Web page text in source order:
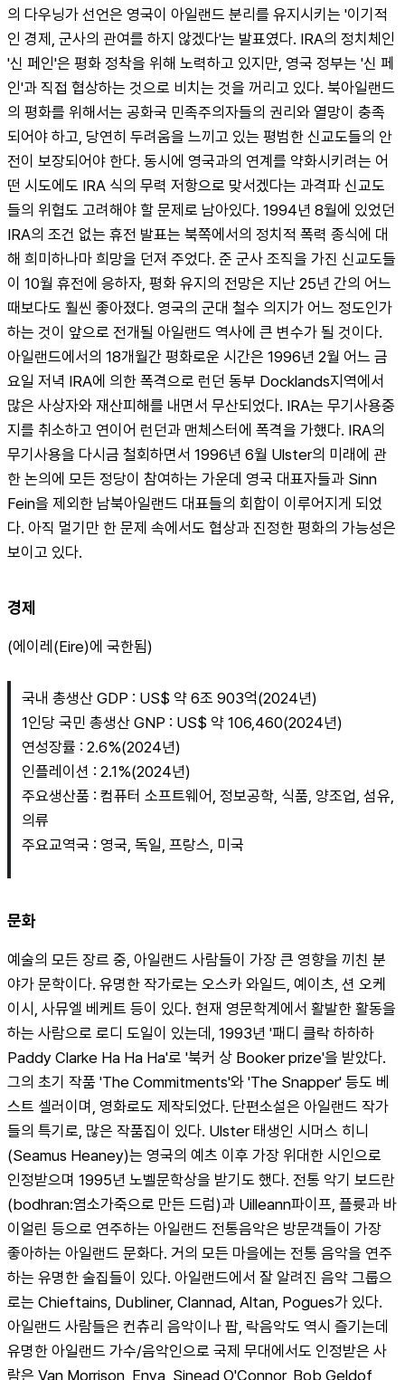
의 다우닝가 선언은 영국이 아일랜드 분리를 유지시키는 '이기적
인 경제, 군사의 관여를 하지 않겠다'는 발표였다. IRA의 정치체인
'신 페인'은 평화 정착을 위해 노력하고 있지만, 영국 정부는 '신 페
인'과 직접 협상하는 것으로 비치는 것을 꺼리고 있다. 북아일랜드
의 평화를 위해서는 공화국 민족주의자들의 권리와 열망이 충족
되어야 하고, 당연히 두려움을 느끼고 있는 평범한 신교도들의 안
전이 보장되어야 한다. 동시에 영국과의 연계를 약화시키려는 어
떤 시도에도 IRA 식의 무력 저항으로 맞서겠다는 과격파 신교도
들의 위협도 고려해야 할 문제로 남아있다. 1994년 8월에 있었던
IRA의 조건 없는 휴전 발표는 북쪽에서의 정치적 폭력 종식에 대
해 희미하나마 희망을 던져 주었다. 준 군사 조직을 가진 신교도들
이 10월 휴전에 응하자, 평화 유지의 전망은 지난 25년 간의 어느
때보다도 훨씬 좋아졌다. 영국의 군대 철수 의지가 어느 정도인가
하는 것이 앞으로 전개될 아일랜드 역사에 큰 변수가 될 것이다.
아일랜드에서의 18개월간 평화로운 시간은 1996년 2월 어느 금
요일 저녁 IRA에 의한 폭격으로 런던 동부 Docklands지역에서
많은 사상자와 재산피해를 내면서 무산되었다. IRA는 무기사용중
지를 취소하고 연이어 런던과 맨체스터에 폭격을 가했다. IRA의
무기사용을 다시금 철회하면서 1996년 6월 Ulster의 미래에 관
한 논의에 모든 정당이 참여하는 가운데 영국 대표자들과 Sinn
Fein을 제외한 남북아일랜드 대표들의 회합이 이루어지게 되었
다. 아직 멀기만 한 문제 속에서도 협상과 진정한 평화의 가능성은
보이고 있다.
경제
(에이레(Eire)에 국한됨)
국내 총생산 GDP : US$ 약 6조 903억(2024년)
1인당 국민 총생산 GNP : US$ 약 106,460(2024년)
연성장률 : 2.6%(2024년)
인플레이션 : 2.1%(2024년)
주요생산품 : 컴퓨터 소프트웨어, 정보공학, 식품, 양조업, 섬유,
의류
주요교역국 : 영국, 독일, 프랑스, 미국
문화
예술의 모든 장르 중, 아일랜드 사람들이 가장 큰 영향을 끼친 분
야가 문학이다. 유명한 작가로는 오스카 와일드, 예이츠, 션 오케
이시, 사뮤엘 베케트 등이 있다. 현재 영문학계에서 활발한 활동을
하는 사람으로 로디 도일이 있는데, 1993년 '패디 클락 하하하
Paddy Clarke Ha Ha Ha'로 '북커 상 Booker prize'을 받았다.
그의 초기 작품 'The Commitments'와 'The Snapper' 등도 베
스트 셀러이며, 영화로도 제작되었다. 단편소설은 아일랜드 작가
들의 특기로, 많은 작품집이 있다. Ulster 태생인 시머스 히니
(Seamus Heaney)는 영국의 예츠 이후 가장 위대한 시인으로
인정받으며 1995년 노벨문학상을 받기도 했다. 전통 악기 보드란
(bodhran:염소가죽으로 만든 드럼)과 Uilleann파이프, 플륫과 바
이얼린 등으로 연주하는 아일랜드 전통음악은 방문객들이 가장
좋아하는 아일랜드 문화다. 거의 모든 마을에는 전통 음악을 연주
하는 유명한 술집들이 있다. 아일랜드에서 잘 알려진 음악 그룹으
로는 Chieftains, Dubliner, Clannad, Altan, Pogues가 있다.
아일랜드 사람들은 컨츄리 음악이나 팝, 락음악도 역시 즐기는데
유명한 아일랜드 가수/음악인으로 국제 무대에서도 인정받은 사
람은 Van Morrison, Enya, Sinead O'Connor, Bob Geldof,